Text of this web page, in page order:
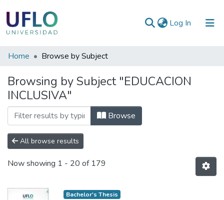
Log In (current)
Communities
Collections
All of RIUFLO
Home Browse by Subject
Browsing by Subject "EDUCACION
INCLUSIVA"
Browse
All browse results
Now showing 1 - 20 of 179
Bachelor's Thesis